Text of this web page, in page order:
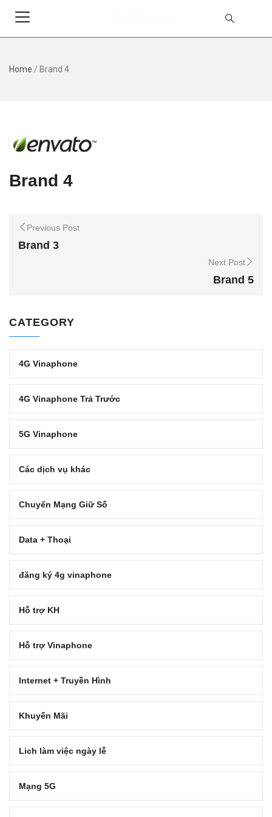
Home / Brand 4
Brand 4
Previous Post
Brand 3
Next Post
Brand 5
CATEGORY
4G Vinaphone
4G Vinaphone Trả Trước
5G Vinaphone
Các dịch vụ khác
Chuyển Mạng Giữ Số
Data + Thoại
đăng ký 4g vinaphone
Hỗ trợ KH
Hỗ trợ Vinaphone
Internet + Truyền Hình
Khuyến Mãi
Lich làm việc ngày lễ
Mạng 5G